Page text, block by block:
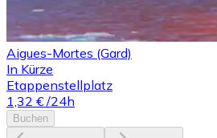
Aigues-Mortes (Gard)
In Kürze
Etappenstellplatz
1,32 € /24h
Buchen